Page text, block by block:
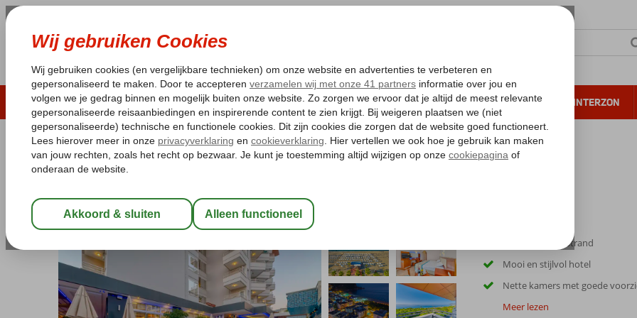
LAST MINUTE ZOMER 2026 ZONVAKANTIE VERRE REIZEN ALL INCLUSIVE WINTERZON
Pakketgarantie Laagsteprijsgarantie* Gratis annuleren*
Home
Turkije Turkse Riviera
Time Beach Hotel
Logies en ontbijt Hotel
Vlakbij stad en strand
Mooi en stijlvol hotel
Nette kamers met goede
Meer lezen